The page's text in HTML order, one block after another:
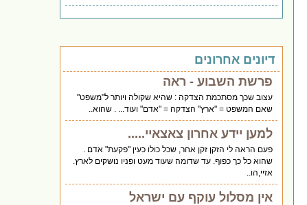
דיונים אחרונים
פרשת השבוע - ראה
עצוב שכך מסתכמת הצדקה : שהיא שקולה ויותר ל"משפט"
שאם המשפט = "ארץ" הצדקה = "אדם" ועוד... . שהוא..
למען יידע אחרון צאצאיי.....
פעם הראה לי הזקן זקן אחר, שכל כולו כעין "פקעת" אדם .
שהוא כל כך כפוף. עד שדומה שעוד מעט ופניו נושקים לארץ.
אזיי,הו..
אין מסלול עוקף עם ישראל